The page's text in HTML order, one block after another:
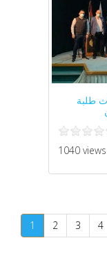
طلبة
1040 views
1 2 3 4